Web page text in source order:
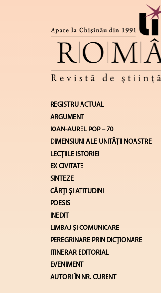
REGISTRU ACTUAL
ARGUMENT
IOAN-AUREL POP – 70
DIMENSIUNI ALE UNITĂŢII NOASTRE
LECŢIILE ISTORIEI
EX CIVITATE
SINTEZE
CĂRŢI ŞI ATITUDINI
POESIS
INEDIT
LIMBAJ ŞI COMUNICARE
PEREGRINARE PRIN DICȚIONARE
ITINERAR EDITORIAL
EVENIMENT
AUTORI ÎN NR. CURENT